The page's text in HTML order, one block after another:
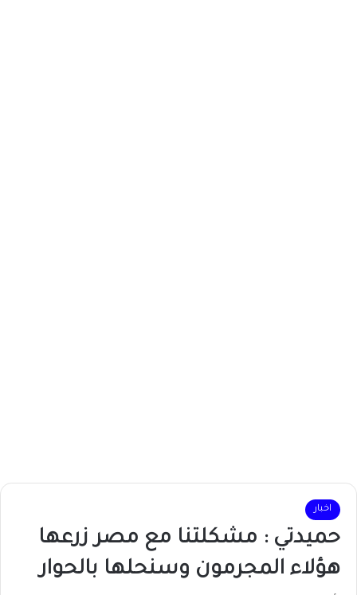
اخبار
حميدتي : مشكلتنا مع مصر زرعها
هؤلاء المجرمون وسنحلها بالحوار